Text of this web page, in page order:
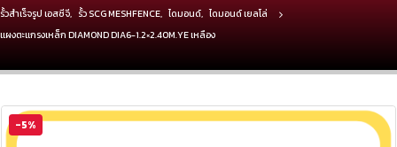
รั้วสำเร็จรูป เอสซีจี, รั้ว SCG MESHFENCE, ไดมอนด์, ไดมอนด์ เยลโล่
แผงตะแกรงเหล็ก DIAMOND DIA6-1.2×2.40M.YE เหลือง
-5%